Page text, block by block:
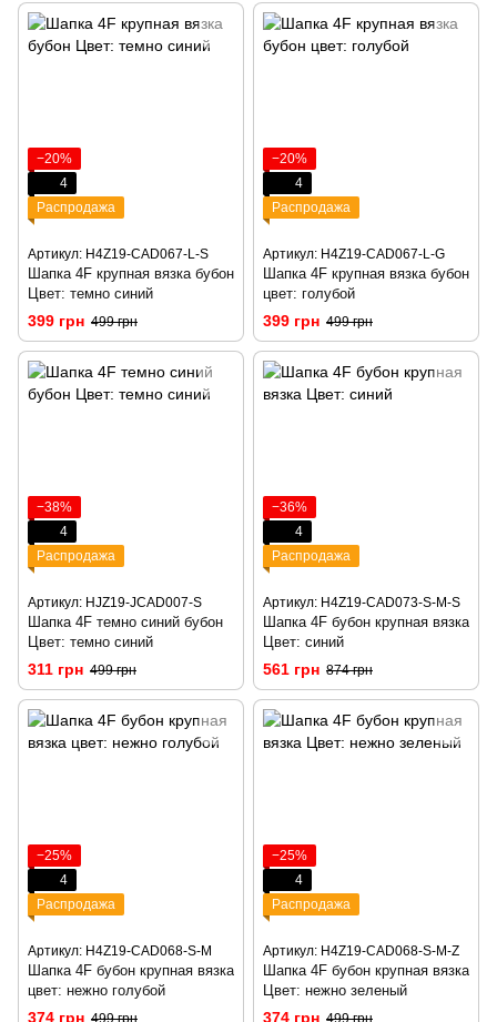
−20%
4
Распродажа
Артикул: H4Z19-CAD067-L-S
Шапка 4F крупная вязка бубон
Цвет: темно синий
399 грн 499 грн
−20%
4
Распродажа
Артикул: H4Z19-CAD067-L-G
Шапка 4F крупная вязка бубон
цвет: голубой
399 грн 499 грн
−38%
4
Распродажа
Артикул: HJZ19-JCAD007-S
Шапка 4F темно синий бубон
Цвет: темно синий
311 грн 499 грн
−36%
4
Распродажа
Артикул: H4Z19-CAD073-S-M-S
Шапка 4F бубон крупная вязка
Цвет: синий
561 грн 874 грн
−25%
4
Распродажа
Артикул: H4Z19-CAD068-S-M
Шапка 4F бубон крупная вязка
цвет: нежно голубой
374 грн 499 грн
−25%
4
Распродажа
Артикул: H4Z19-CAD068-S-M-Z
Шапка 4F бубон крупная вязка
Цвет: нежно зеленый
374 грн 499 грн